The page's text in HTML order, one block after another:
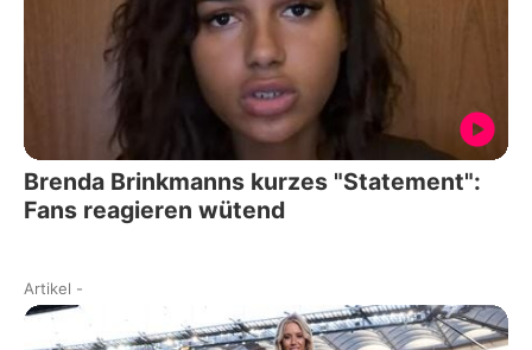
Brenda Brinkmanns kurzes "Statement":
Fans reagieren wütend
Artikel -